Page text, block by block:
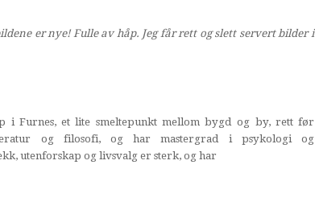
er nye! Fulle av håp. Jeg får rett og slett servert bilder i
i Furnes, et lite smeltepunkt mellom bygd og by, rett før
og filosofi, og har mastergrad i psykologi og
utenforskap og livsvalg er sterk, og har